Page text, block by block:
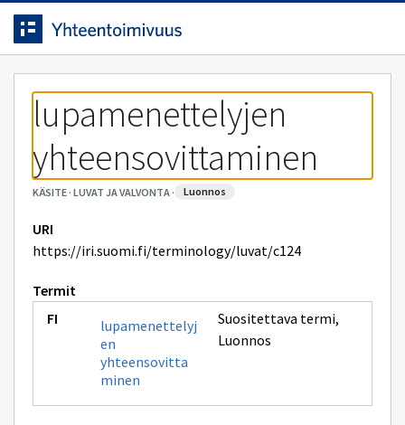
Siirrytty
sivulle
Siirry suoraan sisältöön.
lupamenettelyjen
yhteensovittaminen
KÄSITE· LUVAT JA VALVONTA· luonnos
URI
https://iri.suomi.fi/terminology/luvat/c124
Termit
lupamenettelyj
en
yhteensovitta
minen
Suositettava termi,
Luonnos